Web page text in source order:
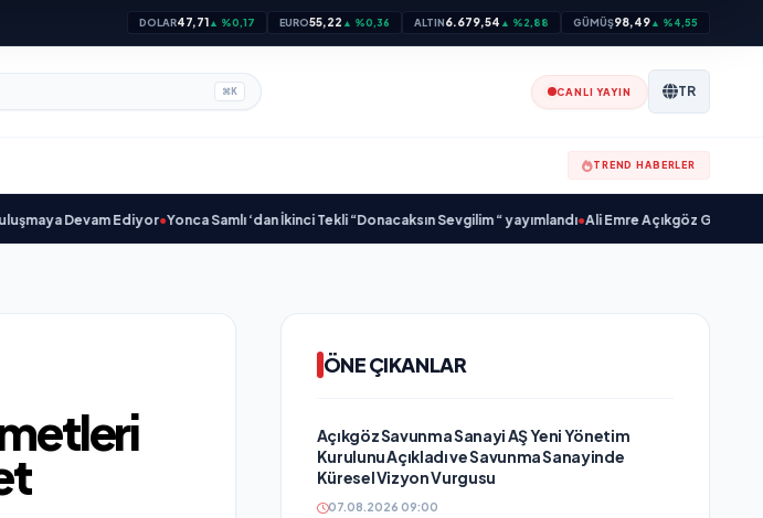
DOLAR47,71▲ %0,17 EURO55,22 ▲ %0,36 ALTIN6.679,54 ▲ %2,88 GÜMÜŞ98,49▲ %4,55
⌘K CANLI YAYIN TR
TREND HABERLER
Ediyor•Yonca Samlı ‘dan İkinci Tekli “Donacaksın Sevgilim “ yayımlandı•Ali Emre Açıkgöz Galimidi, Eski AB
ÖNE ÇIKANLAR
Açıkgöz Savunma Sanayi AŞ Yeni Yönetim
Kurulunu Açıkladı ve Savunma Sanayinde
Küresel Vizyon Vurgusu
07.08.2026 09:00